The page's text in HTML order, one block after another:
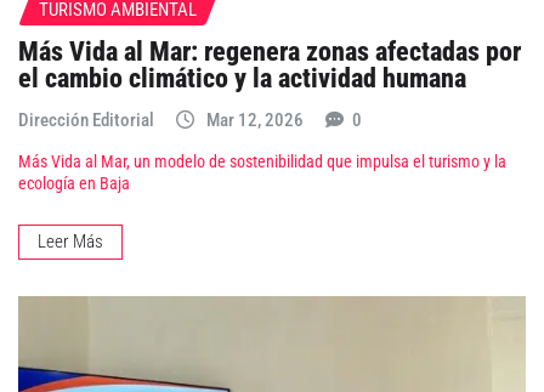
TURISMO AMBIENTAL
Más Vida al Mar: regenera zonas afectadas por
el cambio climático y la actividad humana
Dirección Editorial Mar 12, 2026 0
Más Vida al Mar, un modelo de sostenibilidad que impulsa el turismo y la
ecología en Baja
Leer Más